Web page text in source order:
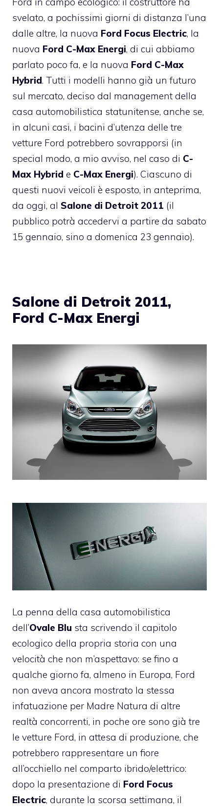
svelato, a pochissimi giorni di distanza l’una
dalle altre, la nuova Ford Focus Electric, la
nuova Ford C-Max Energi, di cui abbiamo
parlato poco fa, e la nuova Ford C-Max
Hybrid. Tutti i modelli hanno già un futuro
sul mercato, deciso dal management della
casa automobilistica statunitense, anche se,
in alcuni casi, i bacini d’utenza delle tre
vetture Ford potrebbero sovrapporsi (in
special modo, a mio avviso, nel caso di C-
Max Hybrid e C-Max Energi). Ciascuno di
questi nuovi veicoli è esposto, in anteprima,
da oggi, al Salone di Detroit 2011 (il
pubblico potrà accedervi a partire da sabato
15 gennaio, sino a domenica 23 gennaio).
Salone di Detroit 2011,
Ford C-Max Energi
La penna della casa automobilistica
dell’Ovale Blu sta scrivendo il capitolo
ecologico della propria storia con una
velocità che non m’aspettavo: se fino a
qualche giorno fa, almeno in Europa, Ford
non aveva ancora mostrato la stessa
infatuazione per Madre Natura di altre
realtà concorrenti, in poche ore sono già tre
le vetture Ford, in attesa di produzione, che
potrebbero rappresentare un fiore
all’occhiello nel comparto ibrido/elettrico:
dopo la presentazione di Ford Focus
Electric, durante la scorsa settimana, il